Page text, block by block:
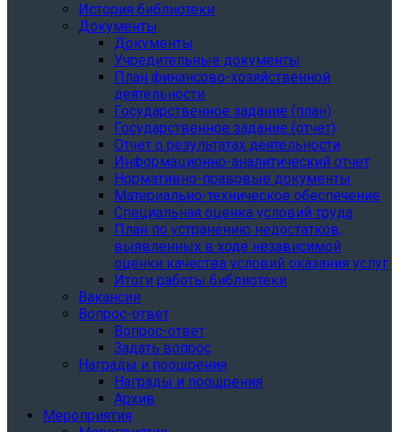
История библиотеки
Документы
Документы
Учредительные документы
План финансово-хозяйственной
деятельности
Государственное задание (план)
Государственное задание (отчет)
Отчет о результатах деятельности
Информационно-аналитический отчет
Нормативно-правовые документы
Материально-техническое обеспечение
Специальная оценка условий труда
План по устранению недостатков,
выявленных в ходе независимой
оценки качества условий оказания услуг
Итоги работы библиотеки
Вакансии
Вопрос-ответ
Вопрос-ответ
Задать вопрос
Награды и поощрения
Награды и поощрения
Архив
Мероприятия